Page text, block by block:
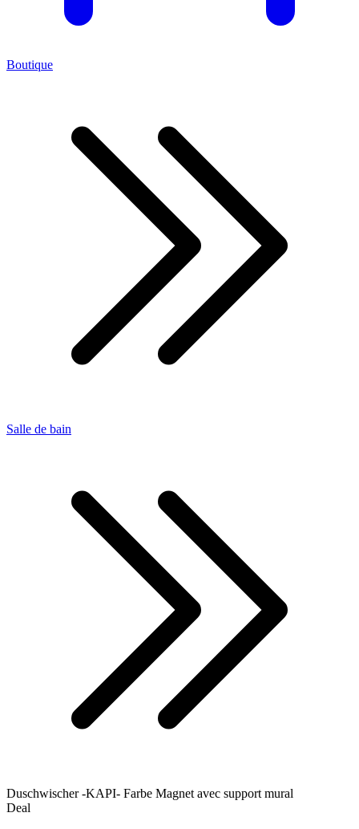
Boutique
Salle de bain
Duschwischer -KAPI- Farbe Magnet avec support mural
Deal